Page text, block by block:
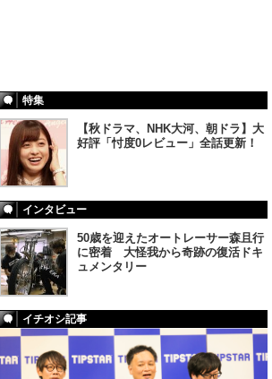
特集
【秋ドラマ、NHK大河、朝ドラ】大
好評「忖度0レビュー」全話更新！
インタビュー
50歳を迎えたオートレーサー森且行
に密着 大怪我から奇跡の復活ドキ
ュメンタリー
イチオシ記事